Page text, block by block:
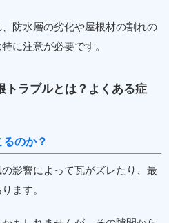
防水層の劣化や屋根材の割れの
に注意が必要です。
トラブルとは？よくある症
のか？
影響によって瓦がズレたり、最
ます。